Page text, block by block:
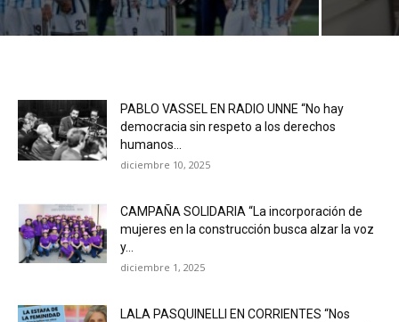
PABLO VASSEL EN RADIO UNNE “No hay
democracia sin respeto a los derechos
humanos...
diciembre 10, 2025
CAMPAÑA SOLIDARIA “La incorporación de
mujeres en la construcción busca alzar la voz
y...
diciembre 1, 2025
LALA PASQUINELLI EN CORRIENTES “Nos